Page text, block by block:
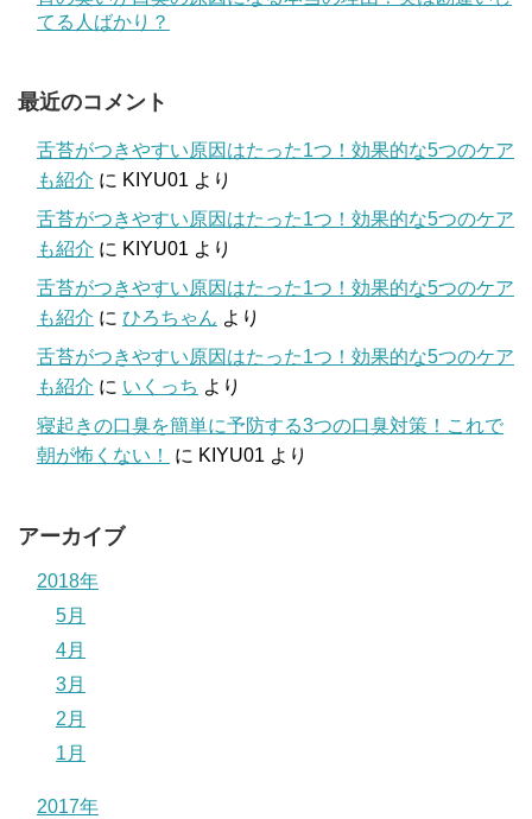
てる人ばかり？
最近のコメント
舌苔がつきやすい原因はたった1つ！効果的な5つのケア
も紹介 に KIYU01 より
舌苔がつきやすい原因はたった1つ！効果的な5つのケア
も紹介 に KIYU01 より
舌苔がつきやすい原因はたった1つ！効果的な5つのケア
も紹介 に ひろちゃん より
舌苔がつきやすい原因はたった1つ！効果的な5つのケア
も紹介 に いくっち より
寝起きの口臭を簡単に予防する3つの口臭対策！これで
朝が怖くない！
に KIYU01 より
アーカイブ
2018年
5月
4月
3月
2月
1月
2017年